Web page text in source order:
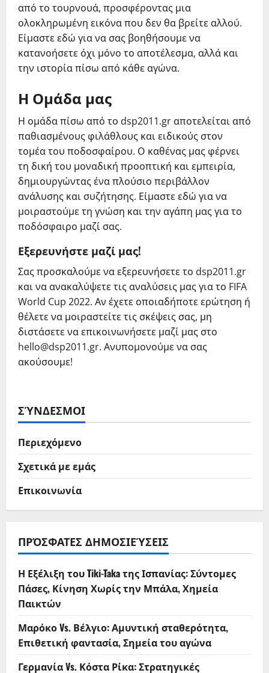
από το τουρνουά, προσφέροντας μια
ολοκληρωμένη εικόνα που δεν θα βρείτε αλλού.
Είμαστε εδώ για να σας βοηθήσουμε να
κατανοήσετε όχι μόνο το αποτέλεσμα, αλλά και
την ιστορία πίσω από κάθε αγώνα.
Η Ομάδα μας
Η ομάδα πίσω από το dsp2011.gr αποτελείται από
παθιασμένους φιλάθλους και ειδικούς στον
τομέα του ποδοσφαίρου. Ο καθένας μας φέρνει
τη δική του μοναδική προοπτική και εμπειρία,
δημιουργώντας ένα πλούσιο περιβάλλον
ανάλυσης και συζήτησης. Είμαστε εδώ για να
μοιραστούμε τη γνώση και την αγάπη μας για το
ποδόσφαιρο μαζί σας.
Εξερευνήστε μαζί μας!
Σας προσκαλούμε να εξερευνήσετε το dsp2011.gr
και να ανακαλύψετε τις αναλύσεις μας για το FIFA
World Cup 2022. Αν έχετε οποιαδήποτε ερώτηση ή
θέλετε να μοιραστείτε τις σκέψεις σας, μη
διστάσετε να επικοινωνήσετε μαζί μας στο
hello@dsp2011.gr. Ανυπομονούμε να σας
ακούσουμε!
ΣΎΝΔΕΣΜΟΙ
Περιεχόμενο
Σχετικά με εμάς
Επικοινωνία
ΠΡΌΣΦΑΤΕΣ ΔΗΜΟΣΙΕΎΣΕΙΣ
Η Εξέλιξη του Tiki-Taka της Ισπανίας: Σύντομες
Πάσες, Κίνηση Χωρίς την Μπάλα, Χημεία
Παικτών
Μαρόκο Vs. Βέλγιο: Αμυντική σταθερότητα,
Επιθετική φαντασία, Σημεία του αγώνα
Γερμανία Vs. Κόστα Ρίκα: Στρατηγικές